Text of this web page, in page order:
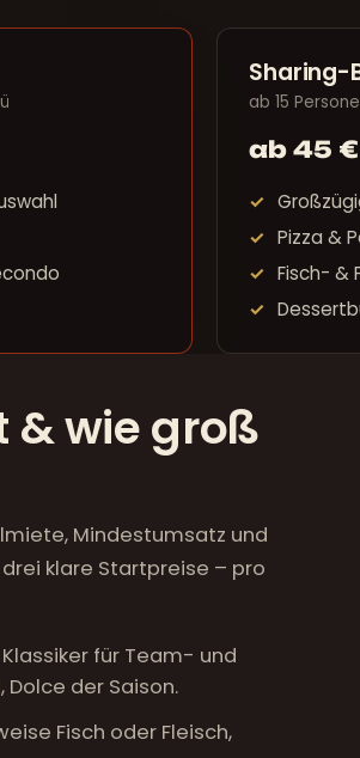
Sharing-
ab 15
ab 45 €
Pizza &
Fisch- &
& wie groß
Mindestumsatz und
klare Startpreise – pro
für Team- und
Dolce der Saison.
Fisch oder Fleisch,